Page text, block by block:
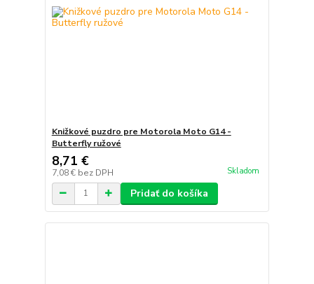
Knižkové puzdro pre Motorola Moto G14 -
Butterfly ružové
8,71 €
7,08 € bez DPH Skladom
Pridať do košíka